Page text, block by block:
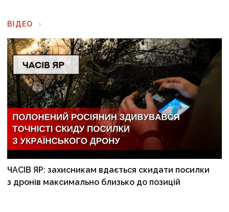
ВІДЕО
ЧАСІВ ЯР: захисникам вдається скидати посилки
з дронів максимально близько до позицій